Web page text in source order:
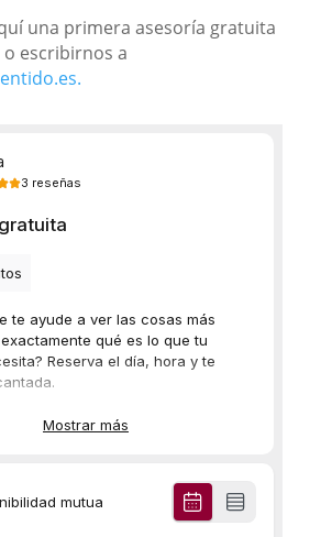
una primera asesoría gratuita
escribirnos a